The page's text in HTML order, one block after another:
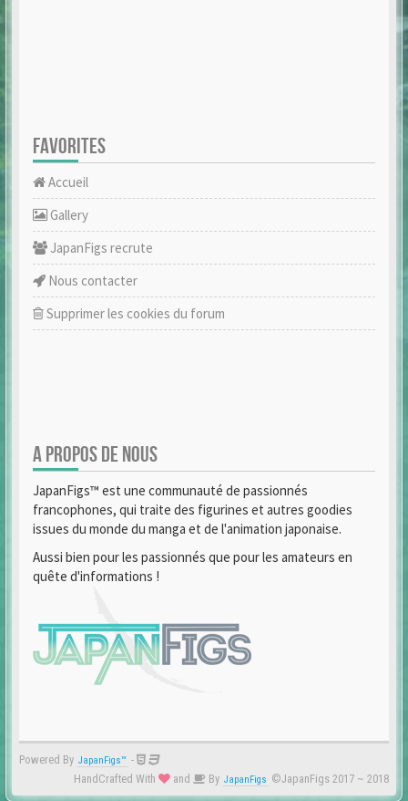
FAVORITES
Accueil
Gallery
JapanFigs recrute
Nous contacter
Supprimer les cookies du forum
A PROPOS DE NOUS
JapanFigs™ est une communauté de passionnés
francophones, qui traite des figurines et autres goodies
issues du monde du manga et de l'animation japonaise.
Aussi bien pour les passionnés que pour les amateurs en
quête d'informations !
Powered By JapanFigs™ -
HandCrafted With
and By JapanFigs ©JapanFigs 2017 ~ 2018